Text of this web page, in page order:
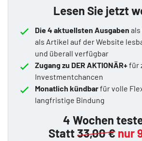
Lesen Sie jetzt
Die 4 aktuellsten Ausgaben als
als Artikel auf der Website
und überall verfügbar
Zugang zu DER AKTIONÄR+für
Investmentchancen
Monatlich kündbarfür volle
langfristige Bindung
4 Wochen
Statt33,00 € nur